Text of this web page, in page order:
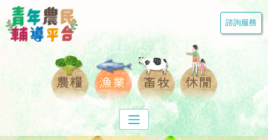
諮詢服務